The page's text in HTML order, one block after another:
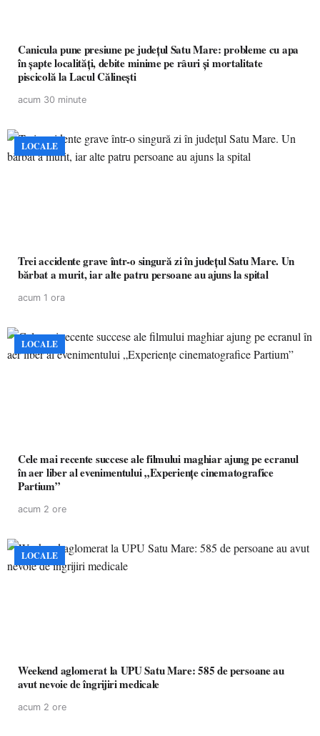
Canicula pune presiune pe județul Satu Mare: probleme cu apa
în șapte localități, debite minime pe râuri și mortalitate
piscicolă la Lacul Călinești
acum 30 minute
LOCALE
Trei accidente grave într-o singură zi în județul Satu Mare. Un
bărbat a murit, iar alte patru persoane au ajuns la spital
acum 1 ora
LOCALE
Cele mai recente succese ale filmului maghiar ajung pe ecranul
în aer liber al evenimentului „Experiențe cinematografice
Partium”
acum 2 ore
LOCALE
Weekend aglomerat la UPU Satu Mare: 585 de persoane au
avut nevoie de îngrijiri medicale
acum 2 ore